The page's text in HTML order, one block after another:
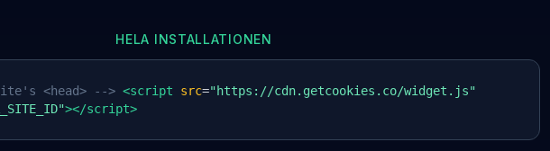
HELA INSTALLATIONEN
<head> --> <script src="https://cdn.getcookies.co/widget.js"
></script>